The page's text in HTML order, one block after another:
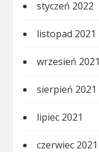
styczeń 2022
listopad 2021
wrzesień 2021
sierpień 2021
lipiec 2021
czerwiec 2021